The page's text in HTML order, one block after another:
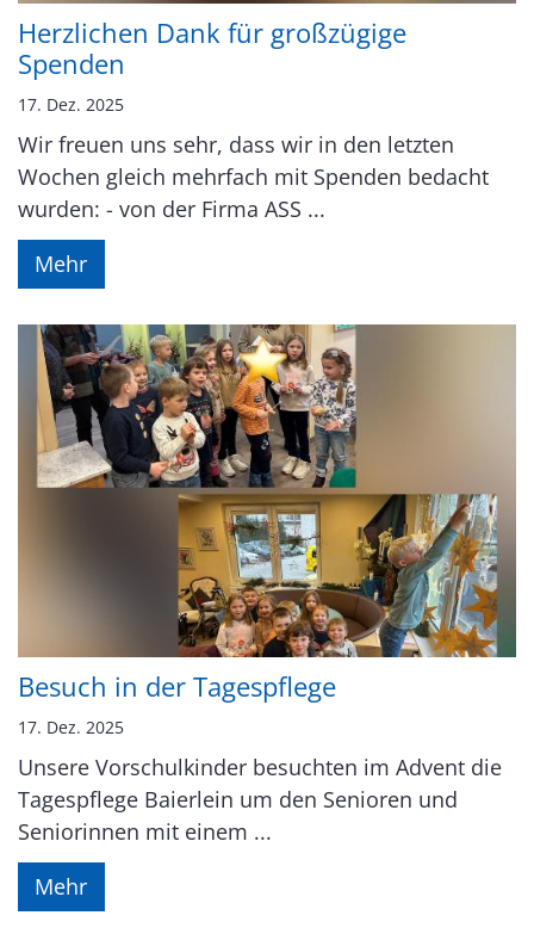
Herzlichen Dank für großzügige
Spenden
17. Dez. 2025
Wir freuen uns sehr, dass wir in den letzten
Wochen gleich mehrfach mit Spenden bedacht
wurden: - von der Firma ASS ...
Mehr
Besuch in der Tagespflege
17. Dez. 2025
Unsere Vorschulkinder besuchten im Advent die
Tagespflege Baierlein um den Senioren und
Seniorinnen mit einem ...
Mehr